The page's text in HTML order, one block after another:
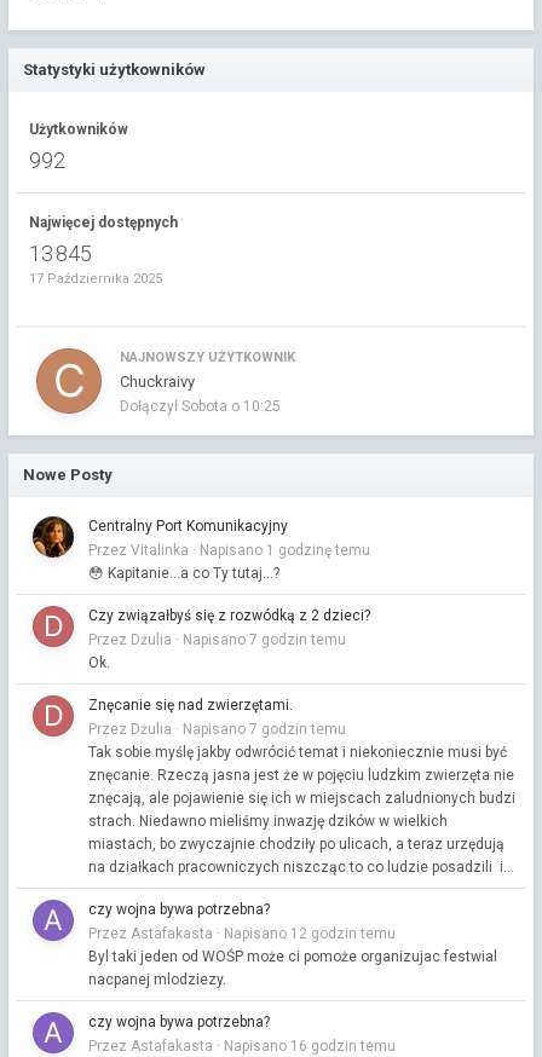
Statystyki użytkowników
Użytkowników
992
Najwięcej dostępnych
13 845
17 Października 2025
NAJNOWSZY UŻYTKOWNIK
Chuckraivy
Dołączył Sobota o 10:25
Nowe Posty
Centralny Port Komunikacyjny
Przez Vitalinka · Napisano 1 godzinę temu
😳 Kapitanie...a co Ty tutaj...?
Czy związałbyś się z rozwódką z 2 dzieci?
Przez Dżulia · Napisano 7 godzin temu
Ok.
Znęcanie się nad zwierzętami.
Przez Dżulia · Napisano 7 godzin temu
Tak sobie myślę jakby odwrócić temat i niekoniecznie musi być
znęcanie. Rzeczą jasna jest że w pojęciu ludzkim zwierzęta nie
znęcają, ale pojawienie się ich w miejscach zaludnionych budzi
strach. Niedawno mieliśmy inwazję dzików w wielkich
miastach, bo zwyczajnie chodziły po ulicach, a teraz urzędują
na działkach pracowniczych niszcząc to co ludzie posadzili i...
czy wojna bywa potrzebna?
Przez Astafakasta · Napisano 12 godzin temu
Byl taki jeden od WOŚP może ci pomoże organizujac festwial
nacpanej mlodziezy.
czy wojna bywa potrzebna?
Przez Astafakasta · Napisano 16 godzin temu